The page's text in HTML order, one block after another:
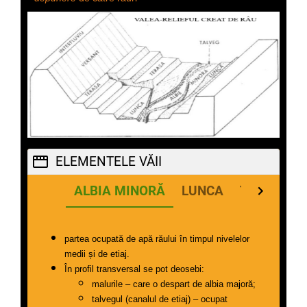
dezagregări;
sunt
scoarțele
dezvoltate
climatul
deșertic;
cu climat
ecuatorial
alterarea
produce
transformări
ELEMENTELE VĂII
ALBIA MINORĂ
LUNCA TERASE
partea ocupată de apă răului în timpul nivelelor
medii și de etiaj.
În profil transversal se pot deosebi:
malurile – care o despart de albia majoră;
talvegul (canalul de etiaj) – ocupat